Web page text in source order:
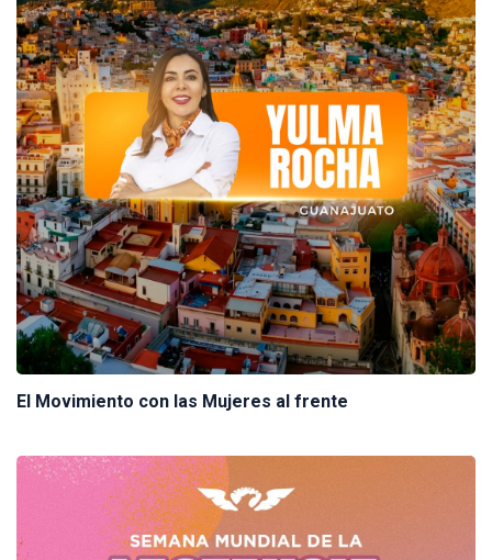
El Movimiento con las Mujeres al frente